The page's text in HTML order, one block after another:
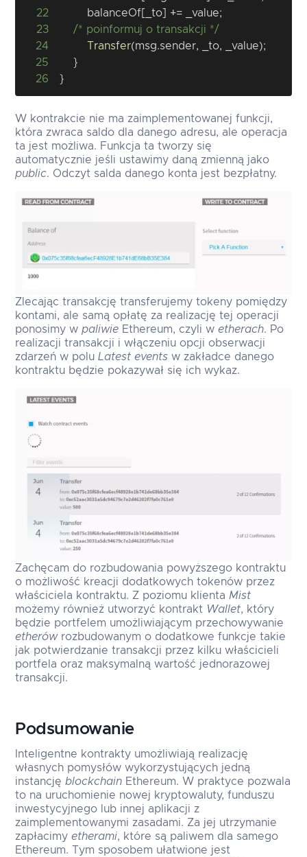
22
        balanceOf
[ _to] += _value;
23
/* poinformuj o transakcji */
24
Transfer(msg.sender, _to, _value);
25
}
26
}
W kontrakcie nie ma zaimplementowanej funkcji,
która zwraca saldo dla danego adresu, ale operacja
ta jest możliwa. Funkcja ta tworzy się
automatycznie jeśli ustawimy daną zmienną jako
public. Odczyt salda danego konta jest bezpłatny.
Zlecając transakcję transferujemy tokeny pomiędzy
kontami, ale samą opłatę za realizację tej operacji
ponosimy wpaliwie Ethereum, czyli wetherach. Po
realizacji transakcji i włączeniu opcji obserwacji
zdarzeń w poluLatest events w zakładce danego
kontraktu będzie pokazywał się ich wykaz.
Zachęcam do rozbudowania powyższego kontraktu
o możliwość kreacji dodatkowych tokenów przez
właściciela kontraktu. Z poziomu klienta Mist
możemy również utworzyć kontrakt Wallet, który
będzie portfelem umożliwiającym przechowywanie
etherówrozbudowanym o dodatkowe funkcje takie
jak potwierdzanie transakcji przez kilku właścicieli
portfela oraz maksymalną wartość jednorazowej
transakcji.
Podsumowanie
Inteligentne kontrakty umożliwiają realizację
własnych pomysłów wykorzystujących jedną
instancjęblockchain Ethereum. W praktyce pozwala
to na uruchomienie nowej kryptowaluty, funduszu
inwestycyjnego lub innej aplikacji z
zaimplementowanymi zasadami. Za jej utrzymanie
zapłacimyetherami, które są paliwem dla samego
Ethereum. Tym sposobem ułatwione jest